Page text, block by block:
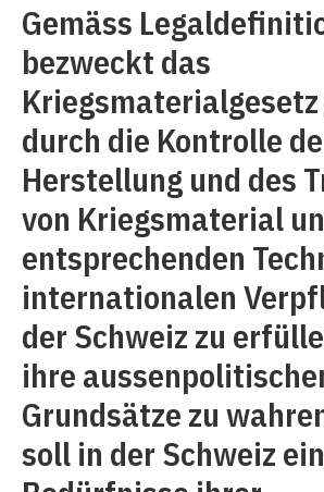
Gemäss
bezweckt das
Kriegsmaterialgesetz
durch die Kontrolle
Herstellung und des
von Kriegsmaterial
entsprechenden
internationalen
der Schweiz zu
ihre
Grundsätze zu
soll in der Schweiz